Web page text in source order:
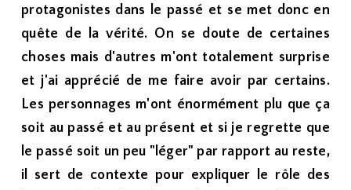
protagonistes dans le passé et se met donc en
quête de la vérité. On se doute de certaines
choses mais d'autres m'ont totalement surprise
et j'ai apprécié de me faire avoir par certains.
Les personnages m'ont énormément plu que ça
soit au passé et au présent et si je regrette que
le passé soit un peu "léger" par rapport au reste,
il sert de contexte pour expliquer le rôle des